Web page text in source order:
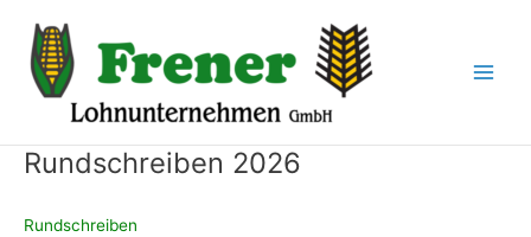
Inhalt
springen
Rundschreiben 2026
Rundschreiben